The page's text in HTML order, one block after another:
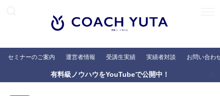
セミナーのご案内 運営者情報 受講生実績 実績者対談 お問い合わ
有料級ノウハウをYouTubeで公開中！